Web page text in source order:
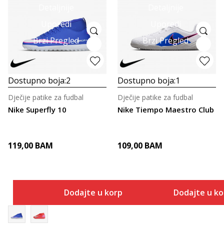
Uporedi
Brzi Pregled
Dostupno boja:2
Nike Superfly 10
Dječije patike za fudbal
119,00 BAM
Dodajte u korpu
Uporedi
Brzi Pregled
Dostupno boja:1
Nike Tiempo Maestro Club
Dječije patike za fudbal
109,00 BAM
Dodajte u